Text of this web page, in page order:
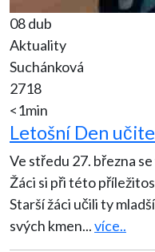
08 dub
Aktuality
Suchánková
2718
<1min
Letošní Den
Ve středu 27. března
Žáci si při této
Starší žáci učili ty
svých kmen...více..